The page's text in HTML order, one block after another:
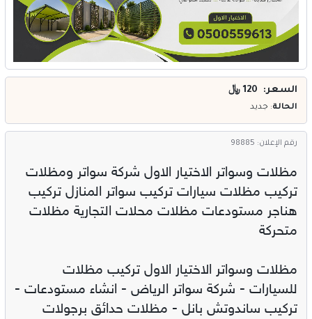
إتصل بنا
اتفاقية الاستخدام
الشروط & السياسات
التسجيل في الموقع
السعر: 120 ﷼
الحالة: جديد
رقم الإعلان: 98885
مظلات وسواتر الاختيار الاول شركة سواتر ومظلات
تركيب مظلات سيارات تركيب سواتر المنازل تركيب
هناجر مستودعات مظلات محلات التجارية مظلات
متحركة
مظلات وسواتر الاختيار الاول تركيب مظلات
للسيارات - شركة سواتر الرياض - انشاء مستودعات -
تركيب ساندوتش بانل - مظلات حدائق برجولات